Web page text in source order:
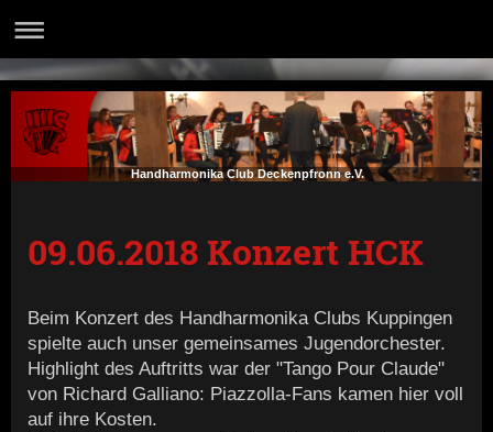
Handharmonika Club Deckenpfronn e.V.
09.06.2018 Konzert HCK
Beim Konzert des Handharmonika Clubs Kuppingen
spielte auch unser gemeinsames Jugendorchester.
Highlight des Auftritts war der "Tango Pour Claude"
von Richard Galliano: Piazzolla-Fans kamen hier voll
auf ihre Kosten.